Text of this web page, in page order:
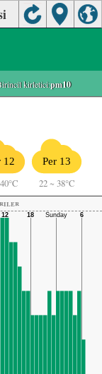
kirletici:pm10
12
40°C
Per 13
22 ~ 38°C